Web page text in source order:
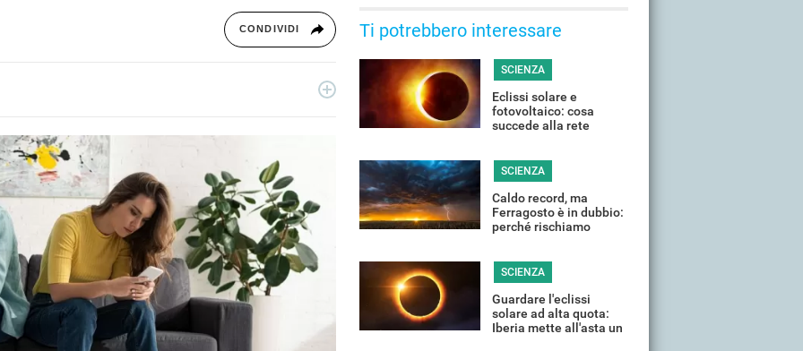
CONDIVIDI
nostri articoli sul mondo Android e Apple, app e social,
domotica e gadget.
Ti potrebbero interessare
SCIENZA
Eclissi solare e
fotovoltaico: cosa
succede alla rete
SCIENZA
Caldo record, ma
Ferragosto è in dubbio:
perché rischiamo
SCIENZA
Guardare l'eclissi
solare ad alta quota:
Iberia mette all'asta un